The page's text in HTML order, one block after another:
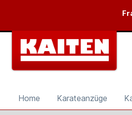
Zur Hauptnavigation
Home Karateanzüge